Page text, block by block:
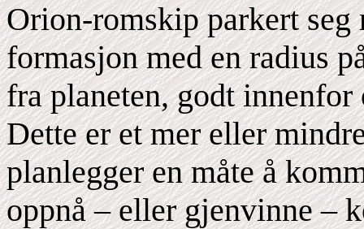
Orion-romskip parkert
formasjon med en radius
fra planeten, godt
Dette er et mer eller
planlegger en måte å
oppnå – eller gjenvinne –